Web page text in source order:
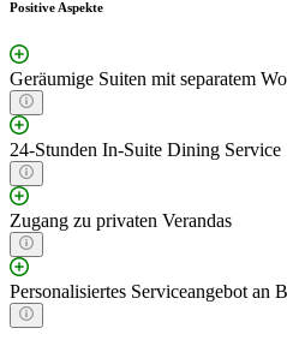
Positive Aspekte
Geräumige Suiten mit separatem
24-Stunden In-Suite Dining Service
Zugang zu privaten Verandas
Personalisiertes Serviceangebot an